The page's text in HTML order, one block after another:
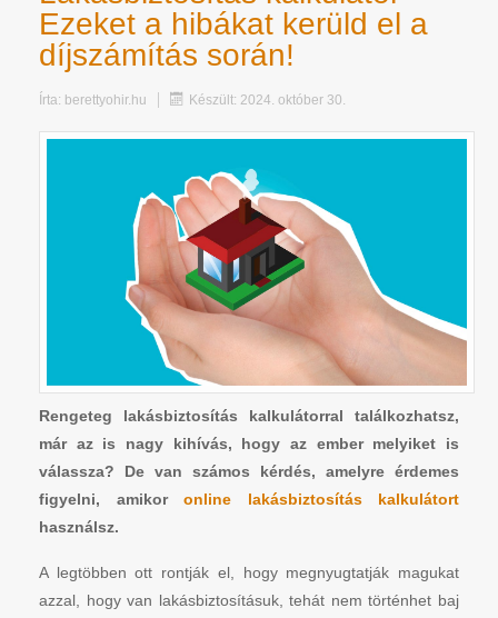
Ezeket a hibákat kerüld el a
díjszámítás során!
Írta: berettyohir.hu Készült: 2024. október 30.
Rengeteg lakásbiztosítás kalkulátorral találkozhatsz,
már az is nagy kihívás, hogy az ember melyiket is
válassza? De van számos kérdés, amelyre érdemes
figyelni, amikor online lakásbiztosítás kalkulátort
használsz.
A legtöbben ott rontják el, hogy megnyugtatják magukat
azzal, hogy van lakásbiztosításuk, tehát nem történhet baj